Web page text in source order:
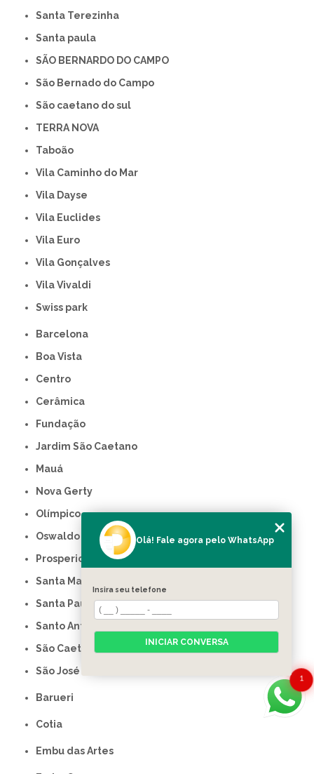
Santa Terezinha
Santa paula
SÃO BERNARDO DO CAMPO
São Bernado do Campo
São caetano do sul
TERRA NOVA
Taboão
Vila Caminho do Mar
Vila Dayse
Vila Euclides
Vila Euro
Vila Gonçalves
Vila Vivaldi
swiss park
Barcelona
Boa Vista
Centro
Cerâmica
Fundação
Jardim São Caetano
Mauá
Nova Gerty
Olímpico
Oswaldo Cruz
Prosperidade
Santa Maria
Santa Paula
Santo Antônio
São Caetano do Sul
São José
Barueri
Cotia
Embu das Artes
1
Olá! Fale agora pelo WhatsApp
Insira seu telefone
INICIAR CONVERSA